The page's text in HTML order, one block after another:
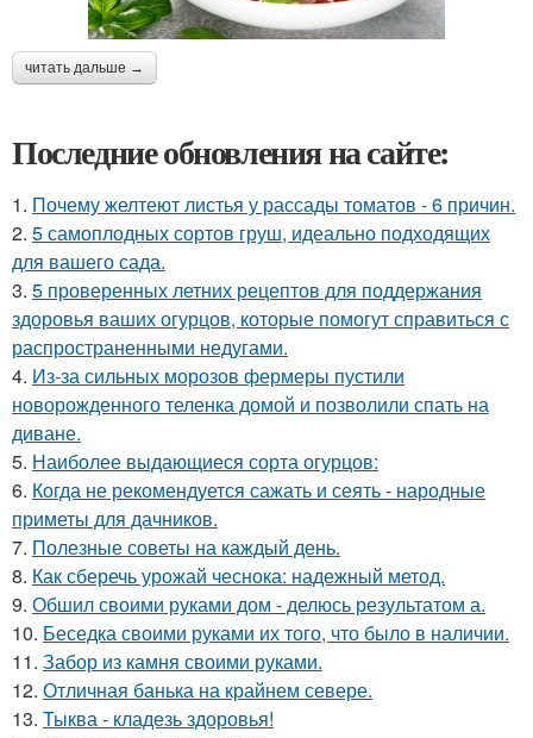
читать дальше →
Последние обновления на сайте:
1. Почему желтеют листья у рассады томатов - 6 причин.
2. 5 самоплодных сортов груш, идеально подходящих
для вашего сада.
3. 5 проверенных летних рецептов для поддержания
здоровья ваших огурцов, которые помогут справиться с
распространенными недугами.
4. Из-за сильных морозов фермеры пустили
новорожденного теленка домой и позволили спать на
диване.
5. Наиболее выдающиеся сорта огурцов:
6. Когда не рекомендуется сажать и сеять - народные
приметы для дачников.
7. Полезные советы на каждый день.
8. Как сберечь урожай чеснока: надежный метод.
9. Обшил своими руками дом - делюсь результатом а.
10. Беседка своими руками их того, что было в наличии.
11. Забор из камня своими руками.
12. Отличная банька на крайнем севере.
13. Тыква - кладезь здоровья!